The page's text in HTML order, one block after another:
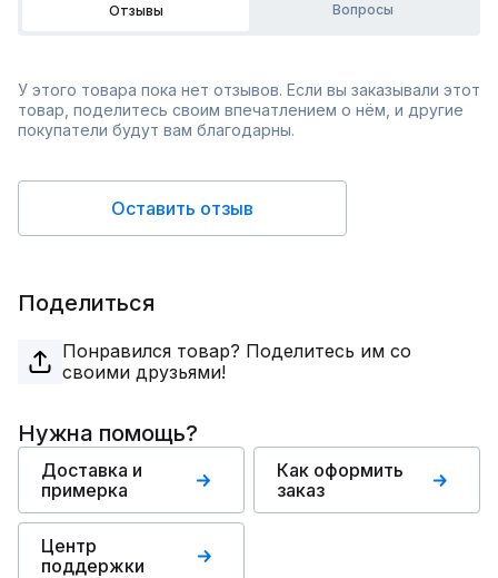
Отзывы Вопросы
У этого товара пока нет отзывов. Если вы заказывали этот
товар, поделитесь своим впечатлением о нём, и другие
покупатели будут вам благодарны.
Оставить отзыв
Поделиться
Понравился товар? Поделитесь им со
своими друзьями!
Нужна помощь?
Доставка и
примерка
Как оформить
заказ
Центр
поддержки